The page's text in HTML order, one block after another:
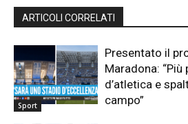
ARTICOLI CORRELATI
Sport
Presentato il
Maradona:
d’atletica e
campo”